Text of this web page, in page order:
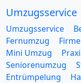
Umzugsservice
Umzugsservice
Fernumzug
Mini Umzug
Seniorenumzug
Entrümpelung